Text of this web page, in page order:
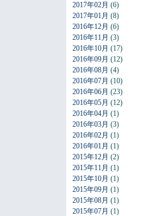
2017年02月 (6)
2017年01月 (8)
2016年12月 (6)
2016年11月 (3)
2016年10月 (17)
2016年09月 (12)
2016年08月 (4)
2016年07月 (10)
2016年06月 (23)
2016年05月 (12)
2016年04月 (1)
2016年03月 (3)
2016年02月 (1)
2016年01月 (1)
2015年12月 (2)
2015年11月 (1)
2015年10月 (1)
2015年09月 (1)
2015年08月 (1)
2015年07月 (1)